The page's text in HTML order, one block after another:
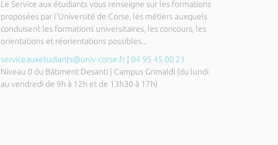
Le Service aux étudiants vous renseigne sur les formations
proposées par l'Université de Corse, les métiers auxquels
conduisent les formations universitaires, les concours, les
orientations et réorientations possibles...
serviceauxetudiants@univ-corse.fr| 04 95 45 00 21
Niveau 0 du Bâtiment Desanti | Campus Grimaldi (du lundi
au vendredi de 9h à 12h et de 13h30 à 17h)